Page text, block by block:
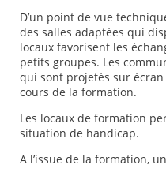
D’un point de vue
des salles adaptées qui
locaux favorisent les
petits groupes. Les
qui sont projetés sur
cours de la formation.
Les locaux de formation
situation de handicap.
A l’issue de la formation,